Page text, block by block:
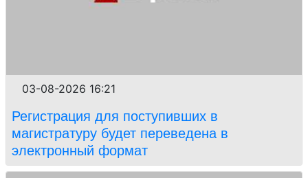
03-08-2026 16:21
Регистрация для поступивших в
магистратуру будет переведена в
электронный формат